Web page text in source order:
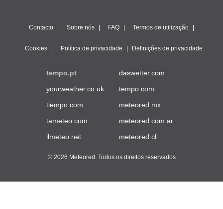
Contacto Sobre nós FAQ Termos de utilização
Cookies Política de privacidade Definições de privacidade
tempo.pt
yourweather.co.uk
tiempo.com
tameteo.com
ilmeteo.net
daswetter.com
tempo.com
meteored.mx
meteored.com.ar
meteored.cl
© 2026 Meteored. Todos os direitos reservados